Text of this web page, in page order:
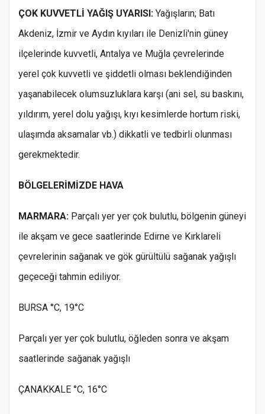
ÇOK KUVVETLİ YAĞIŞ UYARISI: Yağışların; Batı
Akdeniz, İzmir ve Aydın kıyıları ile Denizli'nin güney
ilçelerinde kuvvetli, Antalya ve Muğla çevrelerinde
yerel çok kuvvetli ve şiddetli olması beklendiğinden
yaşanabilecek olumsuzluklara karşı (ani sel, su baskını,
yıldırım, yerel dolu yağışı, kıyı kesimlerde hortum riski,
ulaşımda aksamalar vb.) dikkatli ve tedbirli olunması
gerekmektedir.
BÖLGELERİMİZDE HAVA
MARMARA: Parçalı yer yer çok bulutlu, bölgenin güneyi
ile akşam ve gece saatlerinde Edirne ve Kırklareli
çevrelerinin sağanak ve gök gürültülü sağanak yağışlı
geçeceği tahmin ediliyor.
BURSA °C, 19°C
Parçalı yer yer çok bulutlu, öğleden sonra ve akşam
saatlerinde sağanak yağışlı
ÇANAKKALE °C, 16°C